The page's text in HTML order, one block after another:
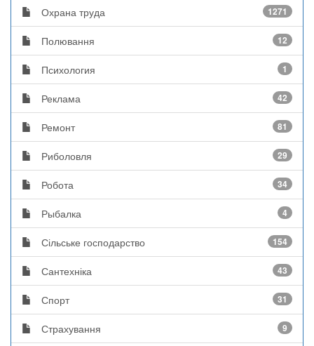
Охрана труда 1271
Полювання 12
Психология 1
Реклама 42
Ремонт 81
Риболовля 29
Робота 34
Рыбалка 4
Сільське господарство 154
Сантехніка 43
Спорт 31
Страхування 9